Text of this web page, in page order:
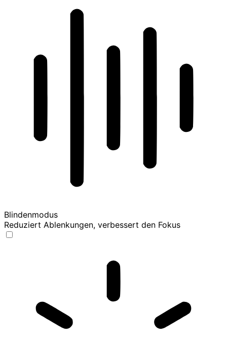
Blindenmodus
Reduziert Ablenkungen, verbessert den Fokus